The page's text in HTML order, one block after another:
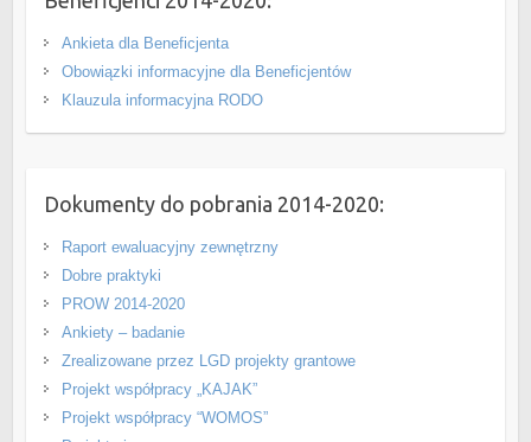
Ankieta dla Beneficjenta
Obowiązki informacyjne dla Beneficjentów
Klauzula informacyjna RODO
Dokumenty do pobrania 2014-2020:
Raport ewaluacyjny zewnętrzny
Dobre praktyki
PROW 2014-2020
Ankiety – badanie
Zrealizowane przez LGD projekty grantowe
Projekt współpracy „KAJAK”
Projekt współpracy “WOMOS”